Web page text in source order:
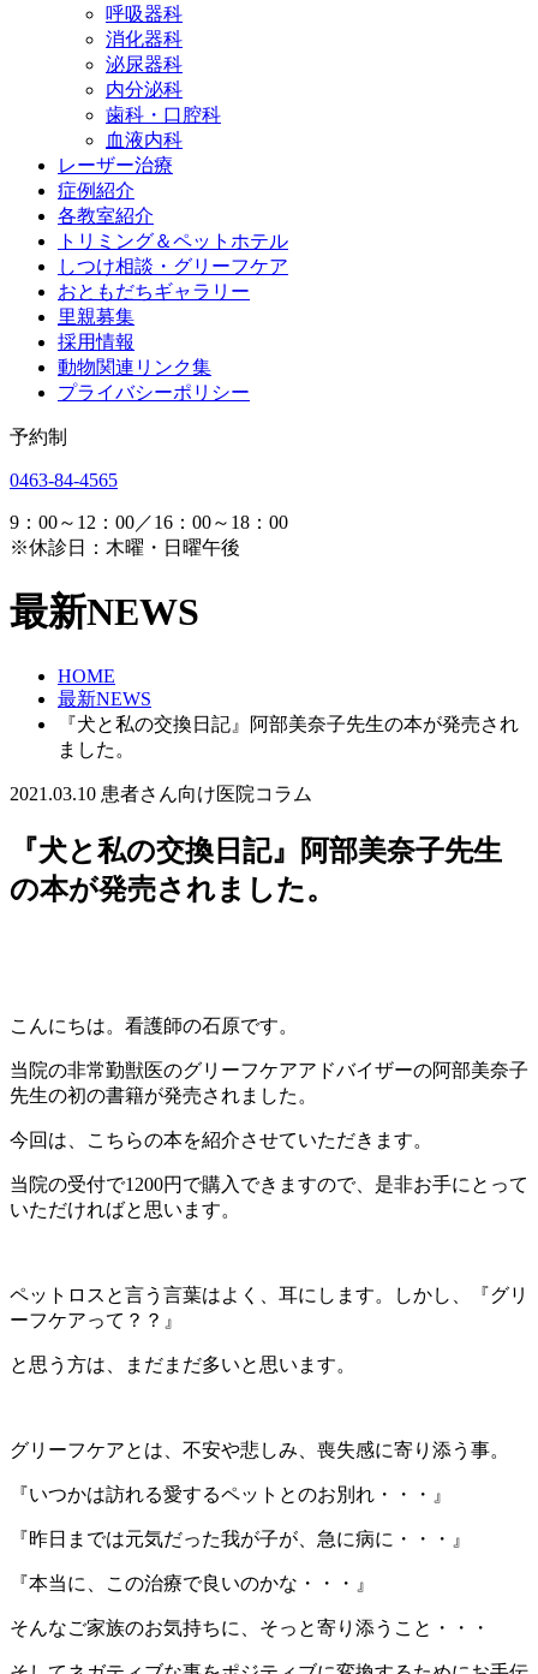
呼吸器科
消化器科
泌尿器科
内分泌科
歯科・口腔科
血液内科
レーザー治療
症例紹介
各教室紹介
トリミング＆ペットホテル
しつけ相談・グリーフケア
おともだちギャラリー
里親募集
採用情報
動物関連リンク集
プライバシーポリシー
予約制
0463-84-4565
9：00～12：00／16：00～18：00
※休診日：木曜・日曜午後
最新NEWS
HOME
最新NEWS
『犬と私の交換日記』阿部美奈子先生の本が発売され
ました。
2021.03.10 患者さん向け医院コラム
『犬と私の交換日記』阿部美奈子先生
の本が発売されました。
こんにちは。看護師の石原です。
当院の非常勤獣医のグリーフケアアドバイザーの阿部美奈子
先生の初の書籍が発売されました。
今回は、こちらの本を紹介させていただきます。
当院の受付で1200円で購入できますので、是非お手にとって
いただければと思います。
ペットロスと言う言葉はよく、耳にします。しかし、『グリ
ーフケアって？？』
と思う方は、まだまだ多いと思います。
グリーフケアとは、不安や悲しみ、喪失感に寄り添う事。
『いつかは訪れる愛するペットとのお別れ・・・』
『昨日までは元気だった我が子が、急に病に・・・』
『本当に、この治療で良いのかな・・・』
そんなご家族のお気持ちに、そっと寄り添うこと・・・